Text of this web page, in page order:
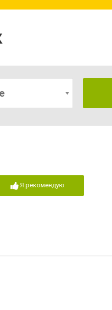
Я рекомендую